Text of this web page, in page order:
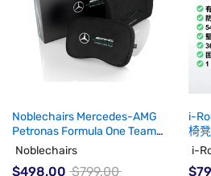
Noblechairs Mercedes-AMG
Petronas Formula One Team
Edition 記憶棉頸枕腰枕套裝 (代
Noblechairs
$498.00 $799.00
i-
椅
i-